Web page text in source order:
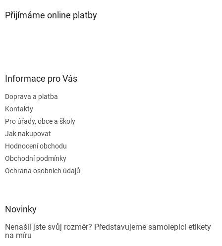
Přijímáme online platby
Informace pro Vás
Doprava a platba
Kontakty
Pro úřady, obce a školy
Jak nakupovat
Hodnocení obchodu
Obchodní podmínky
Ochrana osobních údajů
Novinky
Nenašli jste svůj rozměr? Představujeme samolepicí etikety
na míru